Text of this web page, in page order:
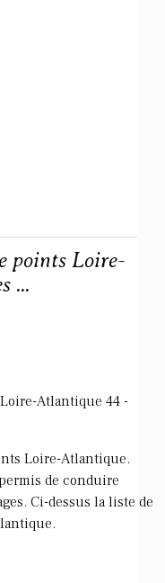
points Loire-
...
Atlantique 44 -
Loire-Atlantique.
de conduire
Ci-dessus la liste de